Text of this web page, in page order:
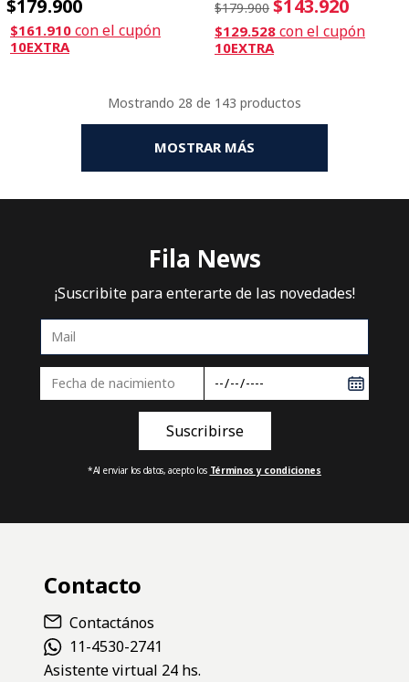
$179.900
$161.910 con el cupón
10EXTRA
$179.900 $143.920
$129.528 con el cupón
10EXTRA
Mostrando 28 de 143
MOSTRAR MÁS
Fila News
¡Suscribite para enterarte de las novedades!
*Al enviar los datos, acepto los Términos y condiciones
Contacto
Contactános
11-4530-2741
Asistente virtual 24 hs.